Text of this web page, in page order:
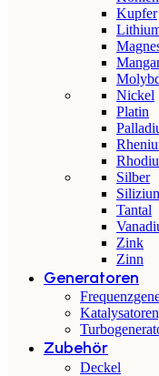
Kupfer
Nickel
Platin
Silber
Tantal
Zink
Zinn
Generatoren
Zubehör
Deckel